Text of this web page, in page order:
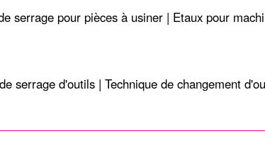
serrage pour pièces à usiner | Etaux pour
serrage d'outils | Technique de changement